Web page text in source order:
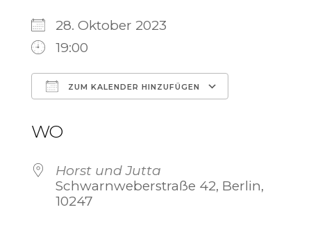
28. Oktober 2023
19:00
ZUM KALENDER HINZUFÜGEN
WO
Horst und Jutta
Schwarnweberstraße 42, Berlin,
10247